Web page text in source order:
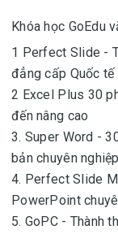
Khóa học GoEdu
1 Perfect Slide -
đẳng cấp Quốc tế
2 Excel Plus 30
đến nâng cao
3. Super Word -
bản chuyên
4. Perfect Slide
PowerPoint
5. GoPC - Thành